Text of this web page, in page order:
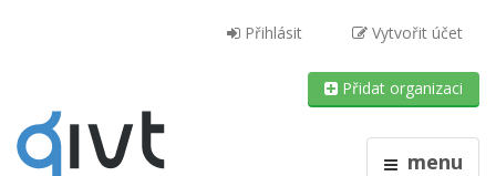
Přihlásit Vytvořit účet
Přidat organizaci
menu